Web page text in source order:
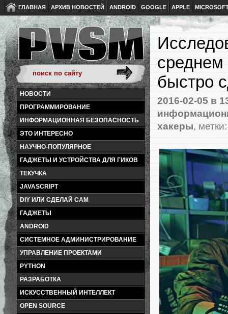
ГЛАВНАЯ АРХИВ НОВОСТЕЙ ANDROID GOOGLE APPLE
НОВОСТИ
ПРОГРАММИРОВАНИЕ
ИНФОРМАЦИОННАЯ БЕЗОПАСНОСТЬ
ЭТО ИНТЕРЕСНО
НАУЧНО-ПОПУЛЯРНОЕ
ГАДЖЕТЫ И УСТРОЙСТВА ДЛЯ ГИКОВ
ТЕКУЧКА
JAVASCRIPT
DIY ИЛИ СДЕЛАЙ САМ
ГАДЖЕТЫ
ANDROID
СИСТЕМНОЕ АДМИНИСТРИРОВАНИЕ
УПРАВЛЕНИЕ ПРОЕКТАМИ
PYTHON
РАЗРАБОТКА
ИСКУССТВЕННЫЙ ИНТЕЛЛЕКТ
OPEN SOURCE
среднем
быстро
2016-02-05 в
хакеры,